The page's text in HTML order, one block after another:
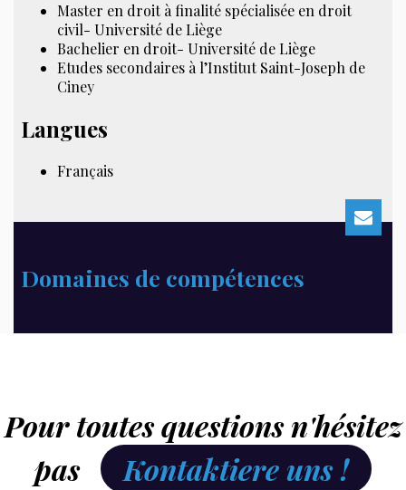
Master en droit à finalité spécialisée en droit
civil- Université de Liège
Bachelier en droit- Université de Liège
Etudes secondaires à l’Institut Saint-Joseph de
Ciney
Langues
Français
Domaines de compétences
Pour toutes questions n'hésitez
pas
Kontaktiere uns !